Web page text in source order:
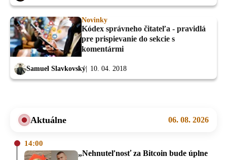
Novinky
Kódex správneho čitateľa - pravidlá
pre prispievanie do sekcie s
komentármi
Samuel Slavkovský 10. 04. 2018
Aktuálne 06. 08. 2026
14:00
„Nehnuteľnosť za Bitcoin bude úplne